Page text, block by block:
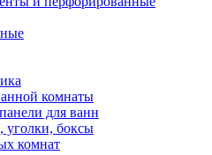
комнаты
для ванн
боксы
комнат